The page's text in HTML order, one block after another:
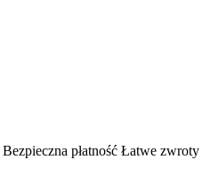
Bezpieczna płatność Łatwe zwroty